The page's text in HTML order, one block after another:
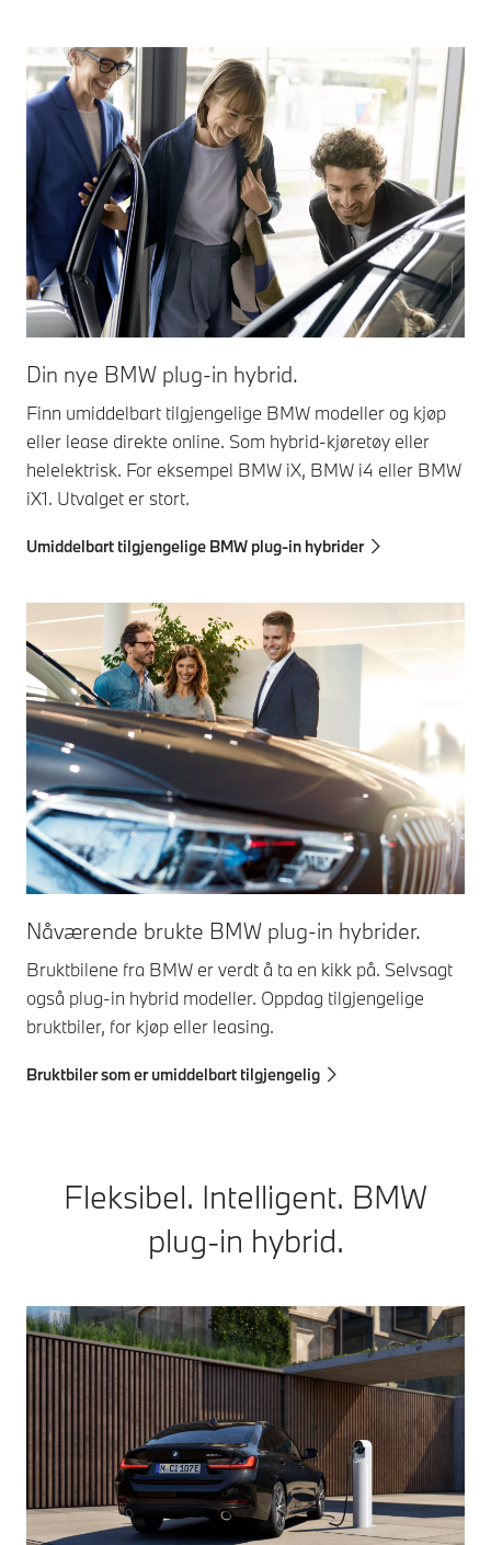
Din nye BMW plug-in hybrid.
Finn umiddelbart tilgjengelige BMW modeller og kjøp
eller lease direkte online. Som hybrid-kjøretøy eller
helelektrisk. For eksempel BMW iX, BMW i4 eller BMW
iX1. Utvalget er stort.
Umiddelbart tilgjengelige BMW plug-in hybrider
Nåværende brukte BMW plug-in hybrider.
Bruktbilene fra BMW er verdt å ta en kikk på. Selvsagt
også plug-in hybrid modeller. Oppdag tilgjengelige
bruktbiler, for kjøp eller leasing.
Bruktbiler som er umiddelbart tilgjengelig
Fleksibel. Intelligent. BMW
plug-in hybrid.